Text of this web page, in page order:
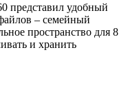
представил удобный
– семейный
пространство для 8
и хранить